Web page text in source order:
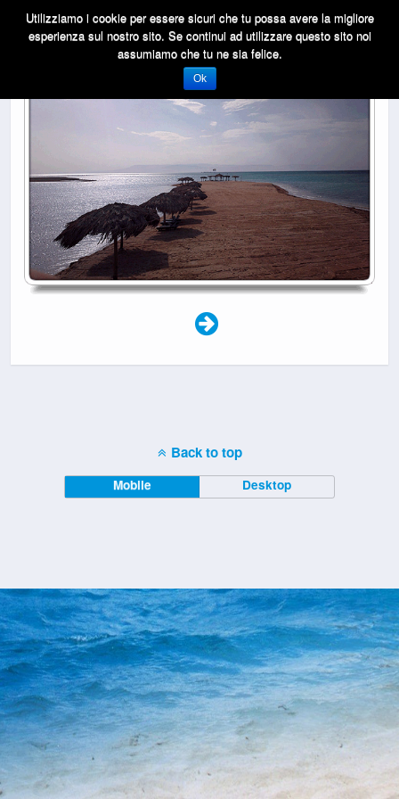
Utilizziamo i cookie per essere sicuri che tu possa avere la migliore
esperienza sul nostro sito. Se continui ad utilizzare questo sito noi
assumiamo che tu ne sia felice.
Ok
Back to top
Mobile Desktop